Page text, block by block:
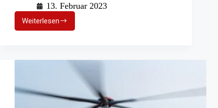
13. Februar 2023
WeiterlesenModellbau-
Träume
Schleswig-